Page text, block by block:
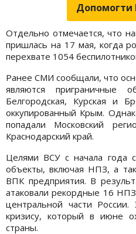
Допомогти
Отдельно отмечается, что
пришлась на 17 мая, когда
перехвате 1054
Ранее СМИ сообщали, что
являются приграничные
Белгородская, Курская и
оккупированный Крым.
попадали Московский
Краснодарский край.
Целями ВСУ с начала года
объекты, включая НПЗ, а
ВПК предприятия. В
атаковали рекордные 16
центральной части
кризису, который в июне
страны.